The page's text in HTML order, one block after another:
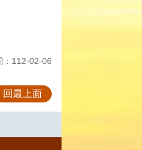
：112-02-06
回最上面